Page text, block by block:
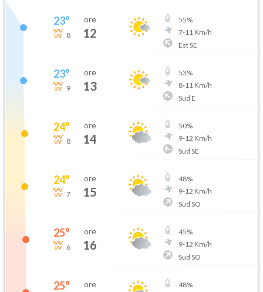
23°
8
ore
12
55%
7-11Km/h
Est SE
23°
9
ore
13
53%
8-11Km/h
Sud E
24°
8
ore
14
50%
9-12 Km/h
Sud SE
24°
7
ore
15
48%
9-12 Km/h
Sud SO
25°
6
ore
16
45%
9-12 Km/h
Sud SO
25° ore 48%